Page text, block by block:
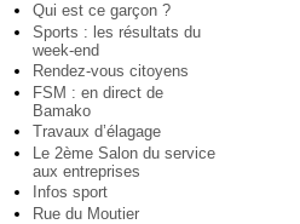
Qui est ce garçon ?
Sports : les résultats du
week-end
Rendez-vous citoyens
FSM : en direct de
Bamako
Travaux d’élagage
Le 2ème Salon du service
aux entreprises
Infos sport
Rue du Moutier